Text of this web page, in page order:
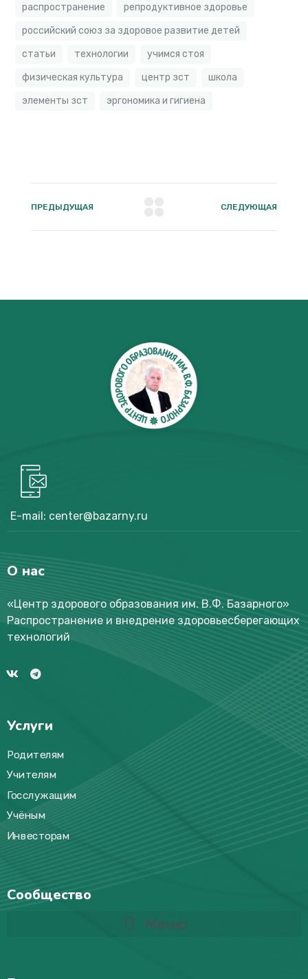
распространение
репродуктивное здоровье
российский союз за здоровое развитие детей
статьи
технологии
учимся стоя
физическая культура
центр зст
школа
элементы зст
эргономика и гигиена
ПРЕДЫДУЩАЯ СЛЕДУЮЩАЯ
E-mail: center@bazarny.ru
О нас
«Центр здорового образования им. В.Ф. Базарного»
Распространение и внедрение здоровьесберегающих
технологий
Услуги
Родителям
Учителям
Госслужащим
Учёным
Инвесторам
Сообщество
Меню